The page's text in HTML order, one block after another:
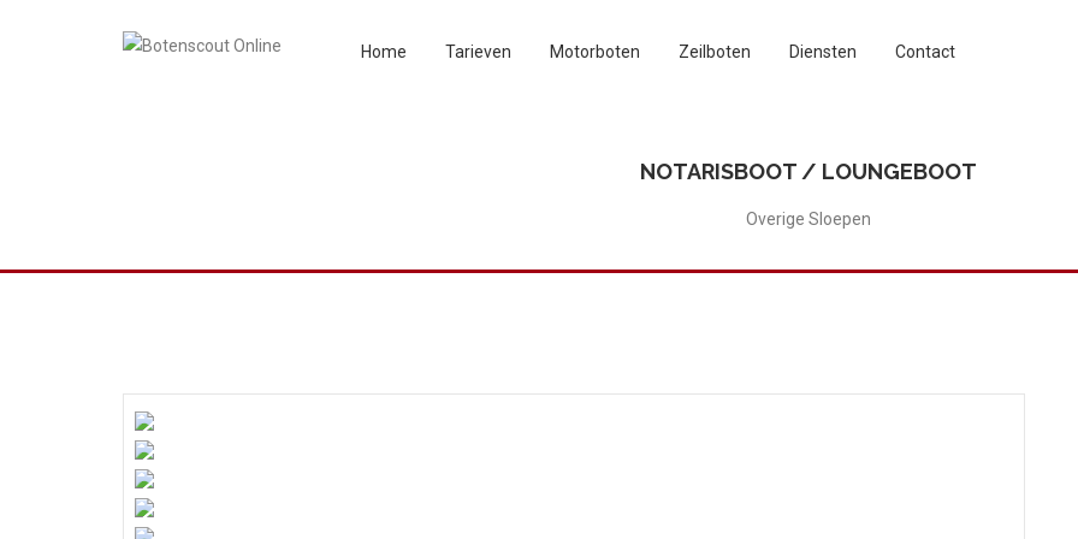
Home Tarieven Motorboten Zeilboten Diensten Contact
NOTARISBOOT / LOUNGEBOOT
Overige Sloepen